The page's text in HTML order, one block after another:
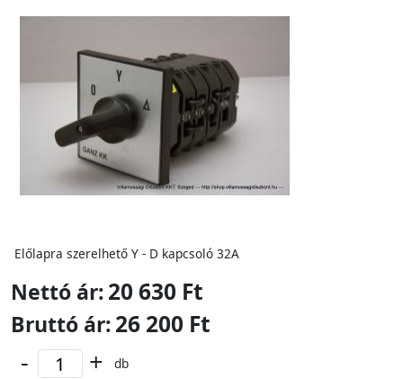
Előlapra szerelhető Y - D kapcsoló 32A
Nettó ár:20 630 Ft
Bruttó ár:26 200 Ft
- + db